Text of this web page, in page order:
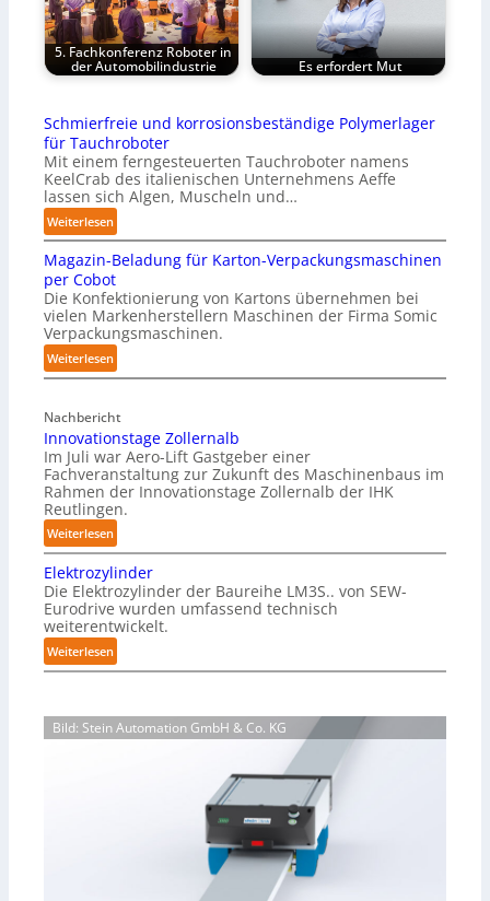
5. Fachkonferenz Roboter in
der Automobilindustrie Es erfordert Mut
Schmierfreie und korrosionsbeständige Polymerlager
für Tauchroboter
Mit einem ferngesteuerten Tauchroboter namens
KeelCrab des italienischen Unternehmens Aeffe
lassen sich Algen, Muscheln und…
Weiterlesen:
S
c
h
m
i
e
r
e
i
e
u
n
d
k
o
r
r
o
s
i
n
s
Magazin-Beladung für Karton-Verpackungsmaschinen
per Cobot
Die Konfektionierung von Kartons übernehmen bei
vielen Markenherstellern Maschinen der Firma Somic
Verpackungsmaschinen.
Weiterlesen:
M
g
a
z
n
-
B
e
l
a
d
n
ü
Nachbericht
Innovationstage Zollernalb
Im Juli war Aero-Lift Gastgeber einer
Fachveranstaltung zur Zukunft des Maschinenbaus im
Rahmen der Innovationstage Zollernalb der IHK
Reutlingen.
Weiterlesen:
I
n
n
o
v
a
t
o
n
Elektrozylinder
Die Elektrozylinder der Baureihe LM3S.. von SEW-
Eurodrive wurden umfassend technisch
weiterentwickelt.
Weiterlesen:
E
k
Bild: Stein Automation GmbH & Co. KG